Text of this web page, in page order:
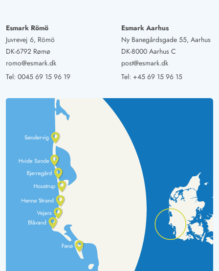
Esmark Römö
Juvrevej 6, Römö
DK-6792 Rømø
romo@esmark.dk
Tel: 0045 69 15 96 19
Esmark Aarhus
Ny Banegårdsgade 55, Aarhus
DK-8000 Aarhus C
post@esmark.dk
Tel: +45 69 15 96 15